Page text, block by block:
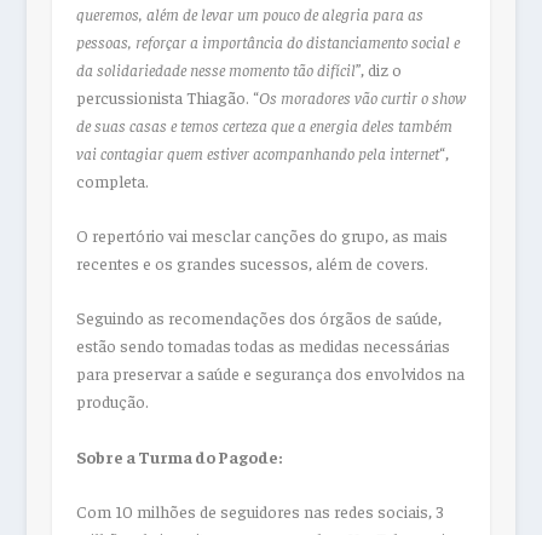
queremos, além de levar um pouco de alegria para as
pessoas, reforçar a importância do distanciamento social e
da solidariedade nesse momento tão difícil”, diz o
percussionista Thiagão. “Os moradores vão curtir o show
de suas casas e temos certeza que a energia deles também
vai contagiar quem estiver acompanhando pela internet“,
completa.
O repertório vai mesclar canções do grupo, as mais
recentes e os grandes sucessos, além de covers.
Seguindo as recomendações dos órgãos de saúde,
estão sendo tomadas todas as medidas necessárias
para preservar a saúde e segurança dos envolvidos na
produção.
Sobre a Turma do Pagode:
Com 10 milhões de seguidores nas redes sociais, 3